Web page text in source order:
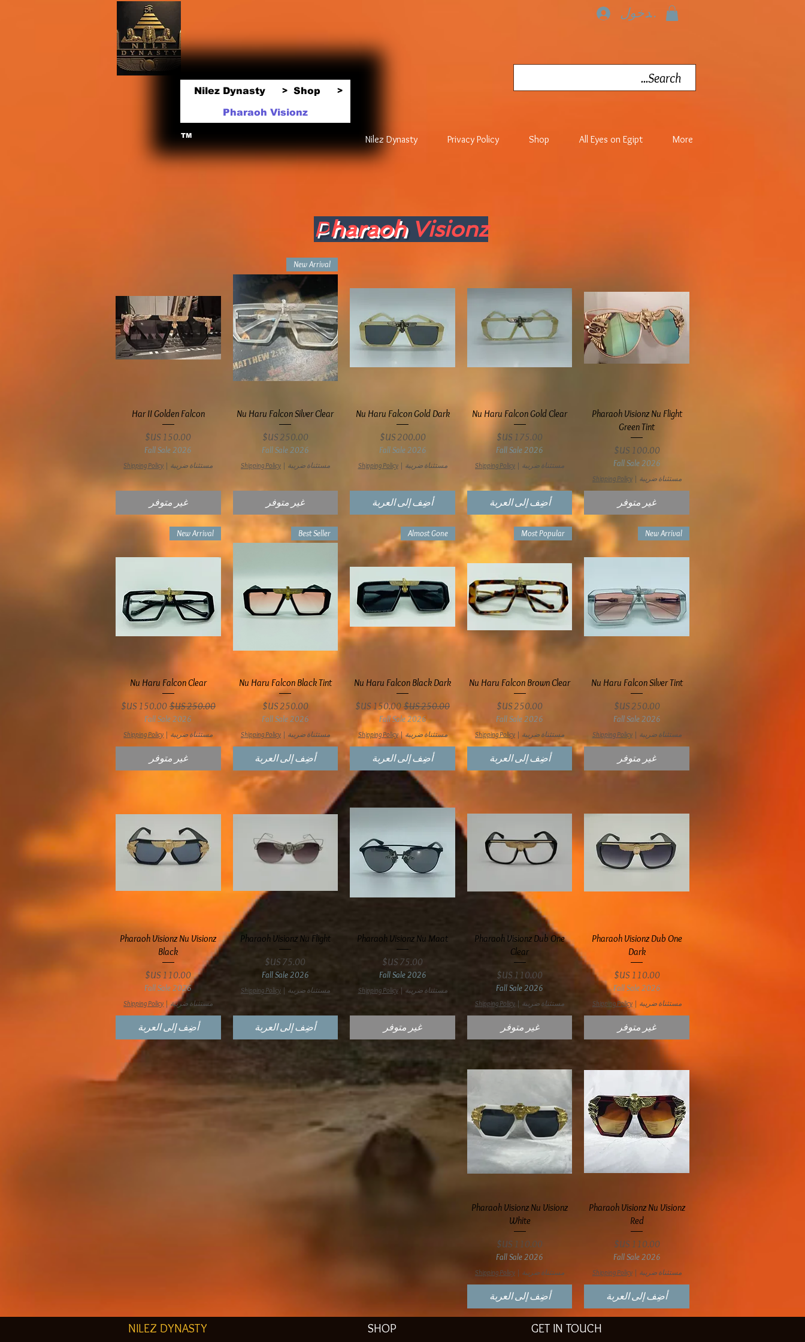
Nilez Dynasty > Shop >
Pharaoh Visionz
تسجيل الدخول
TM Nilez Dynasty Privacy Policy Shop All Eyes on Egipt More
Pharaoh Visionz
العرض السريع
Pharaoh Visionz Nu Flight
Green Tint
السعر
Fall Sale 2026
مستثناة ضريبة |
Shipping Policy
غير متوفر
العرض السريع
Nu Haru Falcon Gold Clear
السعر
Fall Sale 2026
مستثناة ضريبة |
Shipping Policy
أضِف إلى العربة
العرض السريع
Nu Haru Falcon Gold Dark
السعر
Fall Sale 2026
مستثناة ضريبة |
Shipping Policy
أضِف إلى العربة
العرض السريع
New Arrival
Nu Haru Falcon Silver Clear
السعر
Fall Sale 2026
مستثناة ضريبة |
Shipping Policy
غير متوفر
العرض السريع
Har II Golden Falcon
السعر
Fall Sale 2026
مستثناة ضريبة |
Shipping Policy
غير متوفر
العرض السريع
New Arrival
Nu Haru Falcon Silver Tint
السعر
Fall Sale 2026
مستثناة ضريبة |
Shipping Policy
غير متوفر
العرض السريع
Most Popular
Nu Haru Falcon Brown Clear
السعر
Fall Sale 2026
مستثناة ضريبة |
Shipping Policy
أضِف إلى العربة
العرض السريع
Almost Gone
Nu Haru Falcon Black Dark
سعر عادي
سعر البيع
Fall Sale 2026
مستثناة ضريبة |
Shipping Policy
أضِف إلى العربة
العرض السريع
Best Seller
Nu Haru Falcon Black Tint
السعر‏250.00 US$
Fall Sale 2026
مستثناة ضريبة |
Shipping Policy
أضِف إلى العربة
العرض السريع
New Arrival
Nu Haru Falcon Clear
سعر عادي‏250.00 US$ سعر البيع‏150.00 US$
Fall Sale 2026
مستثناة ضريبة |
Shipping Policy
غير متوفر
العرض السريع
Pharaoh Visionz Dub One
Dark
السعر‏110.00 US$
Fall Sale 2026
مستثناة ضريبة |
Shipping Policy
غير متوفر
العرض السريع
Pharaoh Visionz Dub One
Clear
السعر
Fall Sale 2026
مستثناة ضريبة |
Shipping Policy
غير متوفر
العرض السريع
Pharaoh Visionz Nu Maat
السعر
Fall Sale 2026
مستثناة ضريبة |
Shipping Policy
غير متوفر
العرض السريع
Pharaoh Visionz Nu Flight
السعر
Fall Sale 2026
مستثناة ضريبة |
Shipping Policy
أضِف إلى العربة
العرض السريع
Pharaoh Visionz Nu Visionz
Black
السعر‏110.00 US$
Fall Sale 2026
مستثناة ضريبة|
Shipping Policy
أضِف إلى العربة
العرض السريع
Pharaoh Visionz Nu Visionz
Red
السعر
Fall Sale 2026
مستثناة ضريبة |
Shipping Policy
أضِف إلى العربة
العرض السريع
Pharaoh Visionz Nu Visionz
White
السعر
Fall Sale 2026
مستثناة ضريبة |
Shipping Policy
أضِف إلى العربة
NILEZ DYNASTY
SHOP
GET IN TOUCH